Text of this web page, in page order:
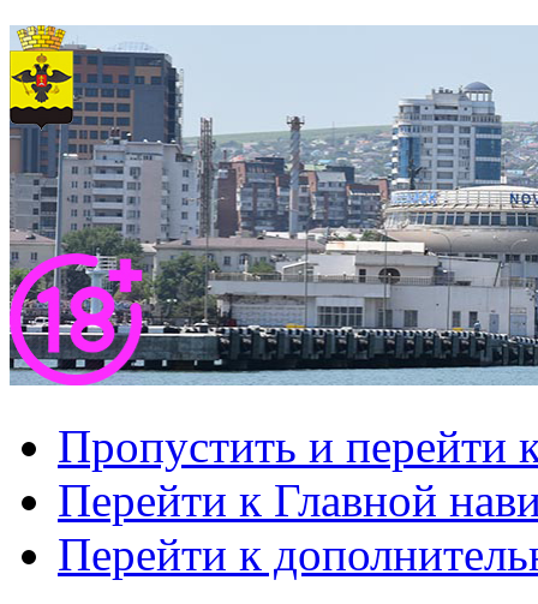
Пропустить и перейти
Перейти к Главной
Перейти к